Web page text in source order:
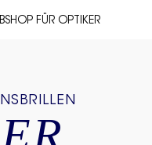
FÜR OPTIKER